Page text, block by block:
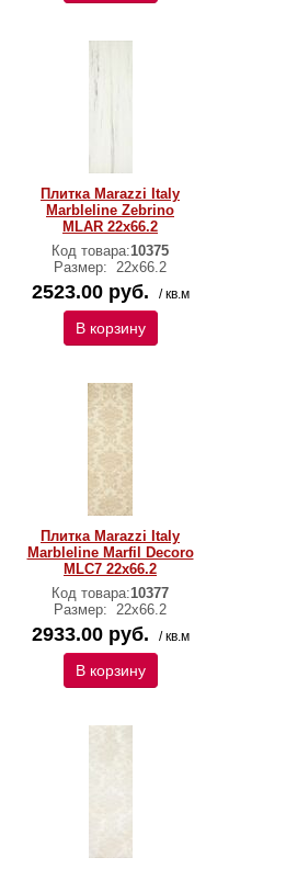
Плитка Marazzi Italy
Marbleline Zebrino
MLAR 22х66.2
Код товара:10375
Размер: 22х66.2
2523.00 руб. / кв.м
В корзину
Плитка Marazzi Italy
Marbleline Marfil Decoro
MLC7 22х66.2
Код товара:10377
Размер: 22х66.2
2933.00 руб. / кв.м
В корзину